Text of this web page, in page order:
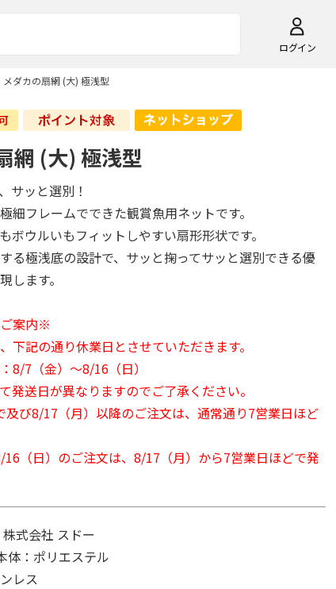
ログイン
メダカの扇網 (大) 極浅型
網 (大) 極浅型
サッと選別！
細フレームでできた観賞魚用ネットです。
ボウルいもフィットしやすい扇形形状です。
る極浅底の設計で、サッと掬ってサッと選別できる優
します。
案内※
下記の通り休業日とさせていただきます。
8/7（金）～8/16（日）
発送日が異なりますのでご了承ください。
及び8/17（月）以降のご注文は、通常通り7営業日ほど
16（日）のご注文は、8/17（月）から7営業日ほどで発
株式会社 スドー
体：ポリエステル
レス